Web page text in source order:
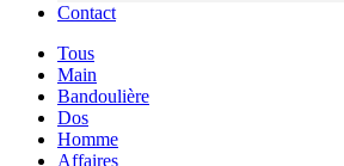
Contact
Tous
Main
Bandoulière
Dos
Homme
Affaires